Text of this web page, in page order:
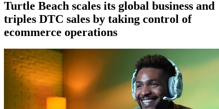
Turtle Beach scales its global business and
triples DTC sales by taking control of
ecommerce operations